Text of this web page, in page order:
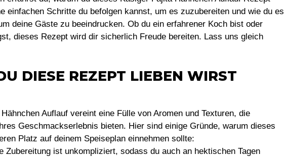
einfachen Schritte du befolgen kannst, um es zuzubereiten und wie du es
deine Gäste zu beeindrucken. Ob du ein erfahrener Koch bist oder
dieses Rezept wird dir sicherlich Freude bereiten. Lass uns gleich
DIESE REZEPT LIEBEN WIRST
Auflauf vereint eine Fülle von Aromen und Texturen, die
Geschmackserlebnis bieten. Hier sind einige Gründe, warum dieses
Platz auf deinem Speiseplan einnehmen sollte:
Zubereitung ist unkompliziert, sodass du auch an hektischen Tagen